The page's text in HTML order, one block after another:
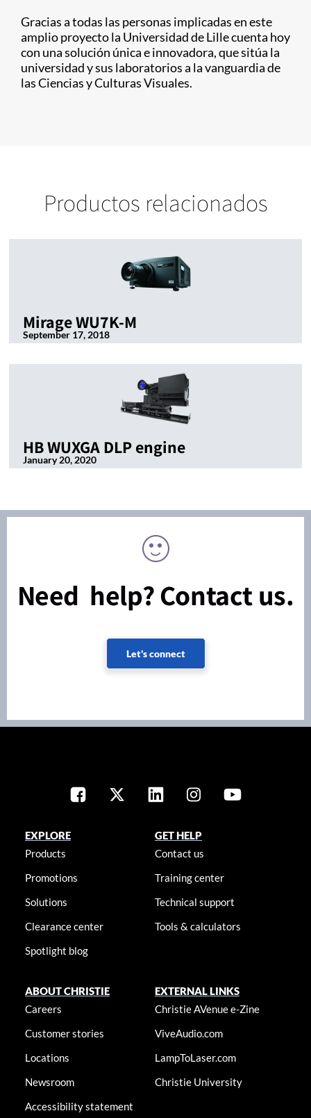
Gracias a todas las personas implicadas en este
amplio proyecto la Universidad de Lille cuenta hoy
con una solución única e innovadora, que sitúa la
universidad y sus laboratorios a la vanguardia de
las Ciencias y Culturas Visuales.
Productos relacionados
Mirage WU7K-M
September 17, 2018
HB WUXGA DLP engine
January 20, 2020
Need help? Contact us.
Let's connect
EXPLORE
Products
Promotions
Solutions
Clearance center
Spotlight blog
GET HELP
Contact us
Training center
Technical support
Tools & calculators
ABOUT CHRISTIE
Careers
Customer stories
Locations
Newsroom
Accessibility statement
EXTERNAL LINKS
Christie AVenue e-Zine
ViveAudio.com
LampToLaser.com
Christie University